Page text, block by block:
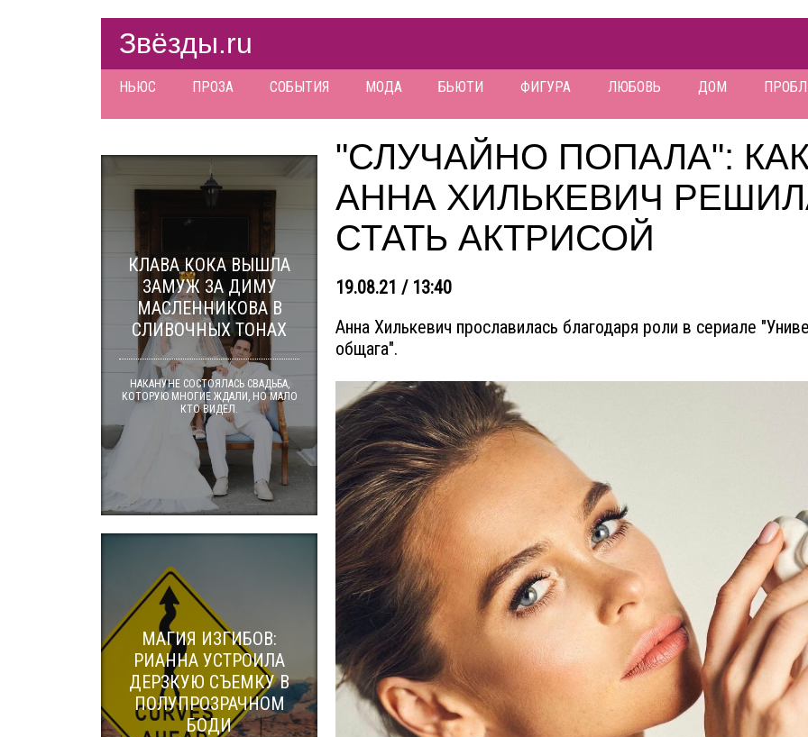
Звёзды.ru
НЬЮС ПРОЗА СОБЫТИЯ МОДА БЬЮТИ ФИГУРА ЛЮБОВЬ ДОМ
"СЛУЧАЙНО ПОПАЛА":
АННА ХИЛЬКЕВИЧ
СТАТЬ АКТРИСОЙ
19.08.21 / 13:40
Анна Хилькевич прославилась благодаря роли в сериале
общага".
КЛАВА КОКА ВЫШЛА
ЗАМУЖ ЗА ДИМУ
МАСЛЕННИКОВА В
СЛИВОЧНЫХ ТОНАХ
НАКАНУНЕ СОСТОЯЛАСЬ СВАДЬБА,
КОТОРУЮ МНОГИЕ ЖДАЛИ, НО МАЛО
КТО ВИДЕЛ.
МАГИЯ ИЗГИБОВ:
РИАННА УСТРОИЛА
ДЕРЗКУЮ СЪЕМКУ В
ПОЛУПРОЗРАЧНОМ
БОДИ